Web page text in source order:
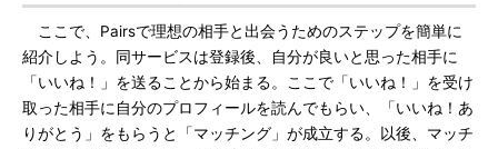
ここで、Pairsで理想の相手と出会うためのステップを簡単に
紹介しよう。同サービスは登録後、自分が良いと思った相手に
「いいね！」を送ることから始まる。ここで「いいね！」を受け
取った相手に自分のプロフィールを読んでもらい、「いいね！あ
りがとう」をもらうと「マッチング」が成立する。以後、マッチ